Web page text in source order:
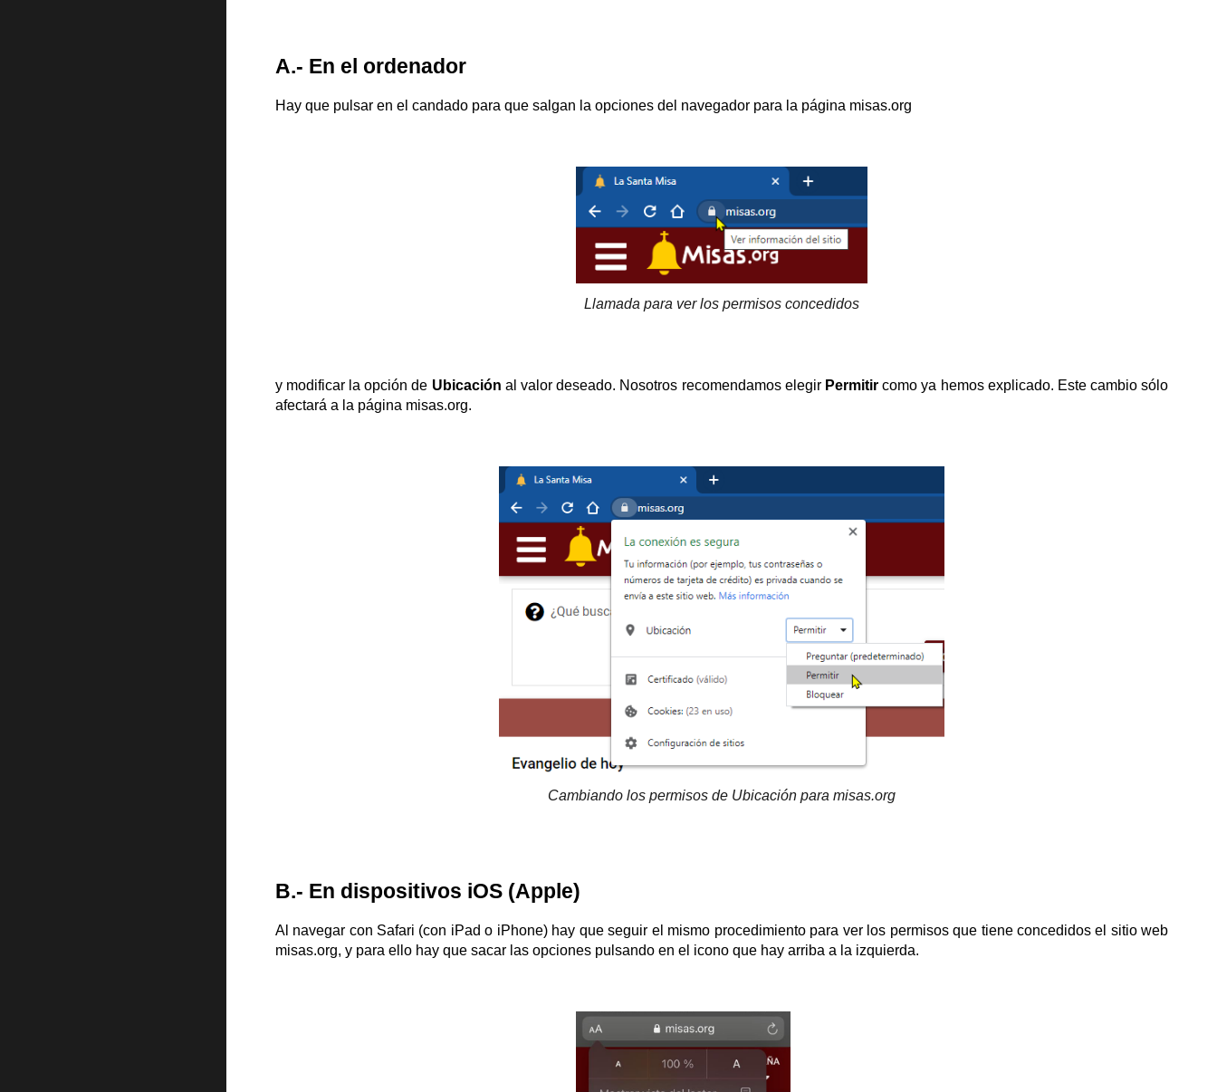
A.- En el ordenador
Hay que pulsar en el candado para que salgan la opciones del navegador para la página misas.org
Llamada para ver los permisos concedidos
y modificar la opción de Ubicación al valor deseado. Nosotros recomendamos elegir Permitircomo ya hemos explicado. Este cambio sólo
afectará a la página misas.org.
Cambiando los permisos de Ubicación para misas.org
B.- En dispositivos iOS (Apple)
Al navegar con Safari (con iPad o iPhone) hay que seguir el mismo procedimiento para ver los permisos que tiene concedidos el sitio web
misas.org, y para ello hay que sacar las opciones pulsando en el icono que hay arriba a la izquierda.